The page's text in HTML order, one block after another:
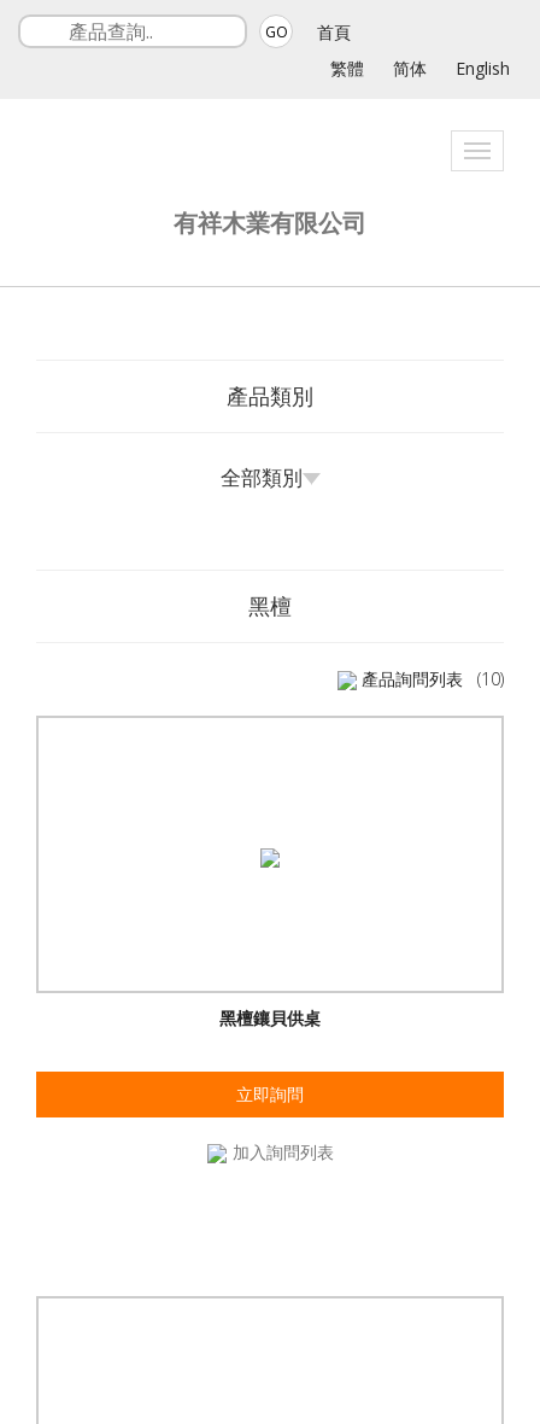
GO
首頁
繁體
简体 English
Toggle
有祥木業有限公司
產品類別
全部類別
黑檀
產品詢問列表 (10)
黑檀鑲貝供桌
立即詢問
加入詢問列表